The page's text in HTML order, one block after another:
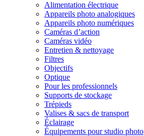
Alimentation électrique
Appareils photo analogiques
Appareils photo numériques
Caméras d’action
Caméras vidéo
Entretien & nettoyage
Filtres
Objectifs
Optique
Pour les professionnels
Supports de stockage
Trépieds
Valises & sacs de transport
Éclairage
Équipements pour studio photo